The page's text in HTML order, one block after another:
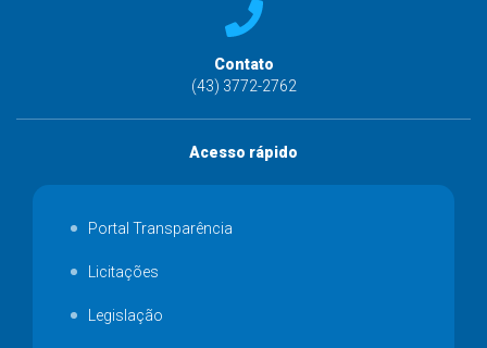
Contato
(43) 3772-2762
Acesso rápido
Portal Transparência
Licitações
Legislação